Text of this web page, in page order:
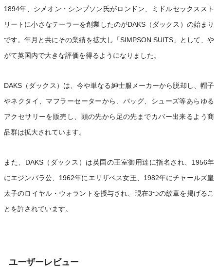
1894年、シメオン・シンプソン氏がロンドン、ミドルセックススト
リートに小さなテーラーを創業したのがDAKS（ダックス）の始まり
です。年月と共にその業績を拡大し「SIMPSON SUITS」として、や
がて英国内で大きな評価を得るようになりました。
DAKS（ダックス）は、今や単なる紳士服メーカーから脱却し、帽子
やネクタイ、マフラーセーターから、バッグ、シューズ等あらゆる
アクセサリーを販売し、頭の先から足の先までカバー出来るよう商
品群は拡大されています。
また、DAKS（ダックス）は英国の王室御用達に指名され、1956年
にエジンバラ公、1962年にエリザベス女王、1982年にチャールズ皇
太子のロイヤル・ウォラントを授与され、現在3つの紋章を掲げるこ
とを許されています。
ユーザーレビュー